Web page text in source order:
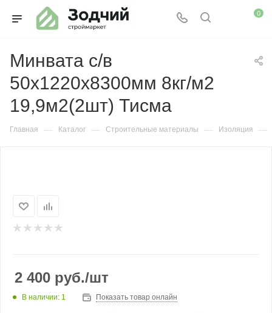
0
Минвата с/в
50х1220х8300мм 8кг/м2
19,9м2(2шт) Тисма
Главная — Каталог — Строительные материалы — Изоляция —
2 400 руб./шт
В наличии: 1 Показать товар онлайн